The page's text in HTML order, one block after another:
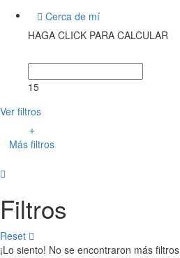
Cerca de mí
HAGA CLICK PARA CALCULAR
15
Ver filtros
Más filtros
Filtros
Reset
¡Lo siento! No se encontraron más